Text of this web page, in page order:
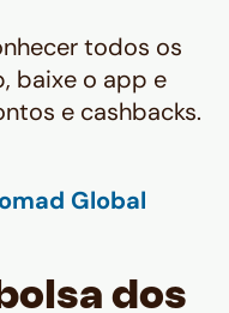
todos os
baixe o app e
e cashbacks.
dos